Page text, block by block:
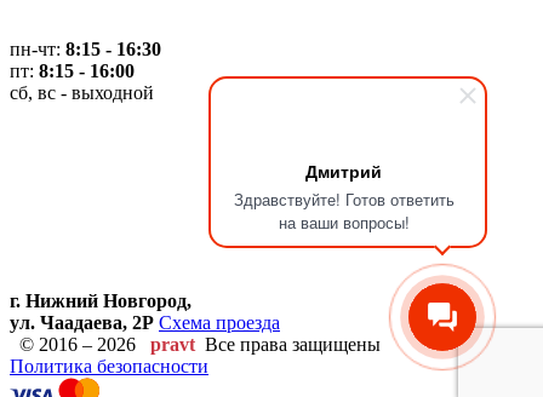
Дмитрий
Здравствуйте! Готов ответить
на ваши вопросы!
пн-чт: 8:15 - 16:30
пт: 8:15 - 16:00
сб, вс - выходной
г. Нижний Новгород,
ул. Чаадаева, 2Р Схема проезда
© 2016 – 2026 pravt Все права защищены
Политика безопасности